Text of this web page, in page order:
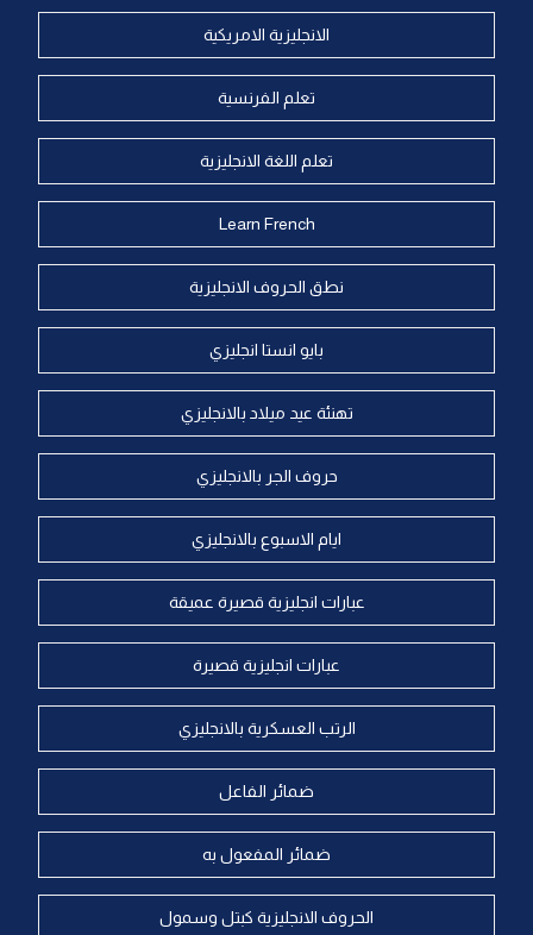
الانجليزية الامريكية
تعلم الفرنسية
تعلم اللغة الانجليزية
Learn French
نطق الحروف الانجليزية
بايو انستا انجليزي
تهنئة عيد ميلاد بالانجليزي
حروف الجر بالانجليزي
ايام الاسبوع بالانجليزي
عبارات انجليزية قصيرة عميقة
عبارات انجليزية قصيرة
الرتب العسكرية بالانجليزي
ضمائر الفاعل
ضمائر المفعول به
الحروف الانجليزية كبتل وسمول